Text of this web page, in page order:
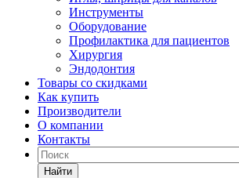
Инструменты
Оборудование
Профилактика для пациентов
Хирургия
Эндодонтия
Товары со скидками
Как купить
Производители
О компании
Контакты
Найти